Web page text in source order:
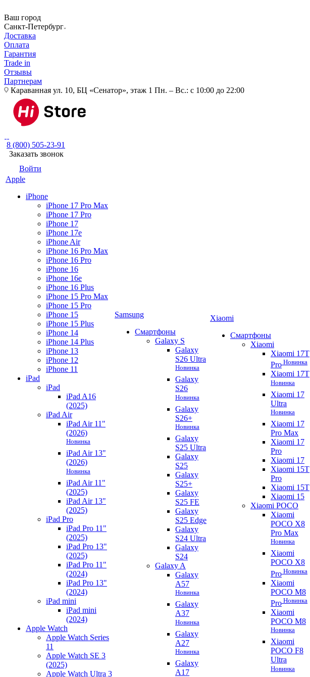
Ваш город
Санкт-Петербург
Доставка
Оплата
Гарантия
Trade in
Отзывы
Партнерам
Караванная ул. 10, БЦ «Сенатор», этаж 1 Пн. – Вс.: с 10:00 до 22:00
8 (800) 505-23-91
Заказать звонок
Войти
Apple
iPhone
iPhone 17 Pro Max
iPhone 17 Pro
iPhone 17
iPhone 17e
iPhone Air
iPhone 16 Pro Max
iPhone 16 Pro
iPhone 16
iPhone 16e
iPhone 16 Plus
iPhone 15 Pro Max
iPhone 15 Pro
iPhone 15
iPhone 15 Plus
iPhone 14
iPhone 14 Plus
iPhone 13
iPhone 12
iPhone 11
iPad
iPad
iPad A16
(2025)
iPad Air
iPad Air 11"
(2026)
Новинка
iPad Air 13"
(2026)
Новинка
iPad Air 11"
(2025)
iPad Air 13"
(2025)
iPad Pro
iPad Pro 11"
(2025)
iPad Pro 13"
(2025)
iPad Pro 11"
(2024)
iPad Pro 13"
(2024)
iPad mini
iPad mini
(2024)
Apple Watch
Apple Watch Series
11
Apple Watch SE 3
(2025)
Apple Watch Ultra 3
Samsung
Смартфоны
Galaxy S
Galaxy
S26 Ultra
Новинка
Galaxy
S26
Новинка
Galaxy
S26+
Новинка
Galaxy
S25 Ultra
Galaxy
S25
Galaxy
S25+
Galaxy
S25 FE
Galaxy
S25 Edge
Galaxy
S24 Ultra
Galaxy
S24
Galaxy A
Galaxy
A57
Новинка
Galaxy
A37
Новинка
Galaxy
A27
Новинка
Galaxy
A17
Xiaomi
Смартфоны
Xiaomi
Xiaomi 17T
Pro Новинка
Xiaomi 17T
Новинка
Xiaomi 17
Ultra
Новинка
Xiaomi 17
Pro Max
Xiaomi 17
Pro
Xiaomi 17
Xiaomi 15T
Pro
Xiaomi 15T
Xiaomi 15
Xiaomi POCO
Xiaomi
POCO X8
Pro Max
Новинка
Xiaomi
POCO X8
Pro Новинка
Xiaomi
POCO M8
Pro Новинка
Xiaomi
POCO M8
Новинка
Xiaomi
POCO F8
Ultra
Новинка